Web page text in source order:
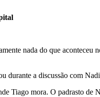
nada do que aconteceu
durante a discussão com
Tiago mora. O padrasto de